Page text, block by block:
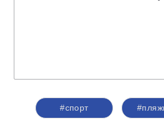
#спорт